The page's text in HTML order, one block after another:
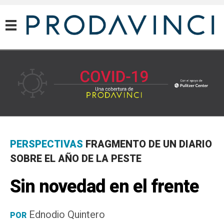
COVID-19
PERSPECTIVAS FRAGMENTO DE UN DIARIO
SOBRE EL AÑO DE LA PESTE
Sin novedad en el frente
POR Ednodio Quintero